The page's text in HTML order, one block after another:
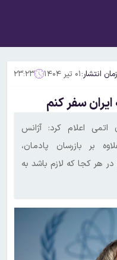
زمان انتشار:۰۱ تیر ۱۴۰۴ ۲۳:۲۳
سفر کنم
اتمی اعلام کرد: آژانس
بر بازرسان پادمان،
هر کجا که لازم باشد به